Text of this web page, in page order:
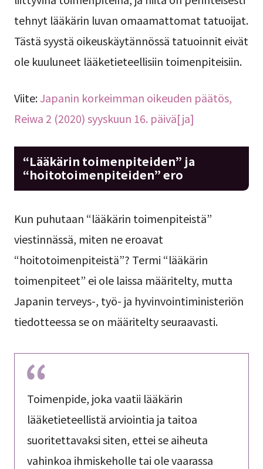
tehnyt lääkärin luvan omaamattomat tatuoijat.
Tästä syystä oikeuskäytännössä tatuoinnit eivät
ole kuuluneet lääketieteellisiin toimenpiteisiin.
Viite:Japanin korkeimman oikeuden päätös,
Reiwa 2 (2020) syyskuun 16. päivä[ja]
“Lääkärin toimenpiteiden” ja
“hoitotoimenpiteiden” ero
Kun puhutaan “lääkärin toimenpiteistä”
viestinnässä, miten ne eroavat
“hoitotoimenpiteistä”? Termi “lääkärin
toimenpiteet” ei ole laissa määritelty, mutta
Japanin terveys-, työ- ja hyvinvointiministeriön
tiedotteessa se on määritelty seuraavasti.
Toimenpide, joka vaatii lääkärin
lääketieteellistä arviointia ja taitoa
suoritettavaksi siten, ettei se aiheuta
vahinkoa ihmiskeholle tai ole vaarassa